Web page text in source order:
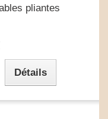
pliantes
Détails